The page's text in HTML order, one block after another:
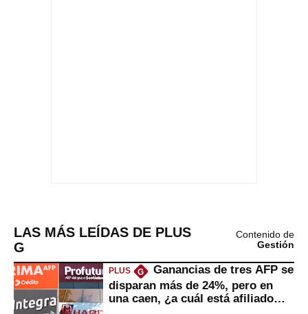
LAS MÁS LEÍDAS DE PLUS
G
Contenido de
Gestión
PLUS G
Ganancias de tres AFP se
disparan más de 24%, pero en
una caen, ¿a cuál está afiliado